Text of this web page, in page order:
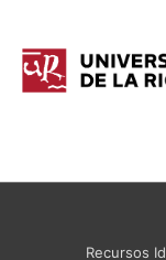
Recursos